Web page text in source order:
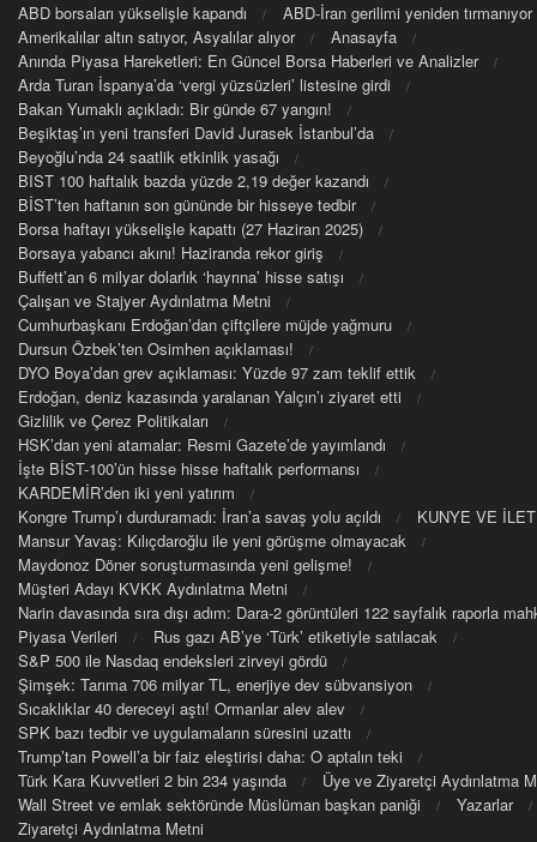
ABD borsaları yükselişle kapandı
ABD-İran gerilimi yeniden tırmanıyor
Amerikalılar altın satıyor, Asyalılar alıyor
Anasayfa
Anında Piyasa Hareketleri: En Güncel Borsa Haberleri ve Analizler
Arda Turan İspanya’da ‘vergi yüzsüzleri’ listesine girdi
Bakan Yumaklı açıkladı: Bir günde 67 yangın!
Beşiktaş’ın yeni transferi David Jurasek İstanbul’da
Beyoğlu’nda 24 saatlik etkinlik yasağı
BIST 100 haftalık bazda yüzde 2,19 değer kazandı
BİST’ten haftanın son gününde bir hisseye tedbir
Borsa haftayı yükselişle kapattı (27 Haziran 2025)
Borsaya yabancı akını! Haziranda rekor giriş
Buffett’an 6 milyar dolarlık ‘hayrına’ hisse satışı
Çalışan ve Stajyer Aydınlatma Metni
Cumhurbaşkanı Erdoğan’dan çiftçilere müjde yağmuru
Dursun Özbek’ten Osimhen açıklaması!
DYO Boya’dan grev açıklaması: Yüzde 97 zam teklif ettik
Erdoğan, deniz kazasında yaralanan Yalçın’ı ziyaret etti
Gizlilik ve Çerez Politikaları
HSK’dan yeni atamalar: Resmi Gazete’de yayımlandı
İşte BİST-100’ün hisse hisse haftalık performansı
KARDEMİR’den iki yeni yatırım
Kongre Trump’ı durduramadı: İran’a savaş yolu açıldı
KUNYE VE
Mansur Yavaş: Kılıçdaroğlu ile yeni görüşme olmayacak
Maydonoz Döner soruşturmasında yeni gelişme!
Müşteri Adayı KVKK Aydınlatma Metni
Narin davasında sıra dışı adım: Dara-2 görüntüleri 122 sayfalık raporla
Piyasa Verileri
Rus gazı AB’ye ‘Türk’ etiketiyle satılacak
S&P 500 ile Nasdaq endeksleri zirveyi gördü
Şimşek: Tarıma 706 milyar TL, enerjiye dev sübvansiyon
Sıcaklıklar 40 dereceyi aştı! Ormanlar alev alev
SPK bazı tedbir ve uygulamaların süresini uzattı
Trump’tan Powell’a bir faiz eleştirisi daha: O aptalın teki
Türk Kara Kuvvetleri 2 bin 234 yaşında
Üye ve Ziyaretçi Aydınlatma
Wall Street ve emlak sektöründe Müslüman başkan paniği
Yazarlar
Ziyaretçi Aydınlatma Metni